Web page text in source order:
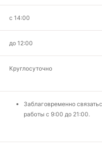
с 14:00
до 12:00
Круглосуточно
Заблаговременно
работы с 9:00 до 21:00.